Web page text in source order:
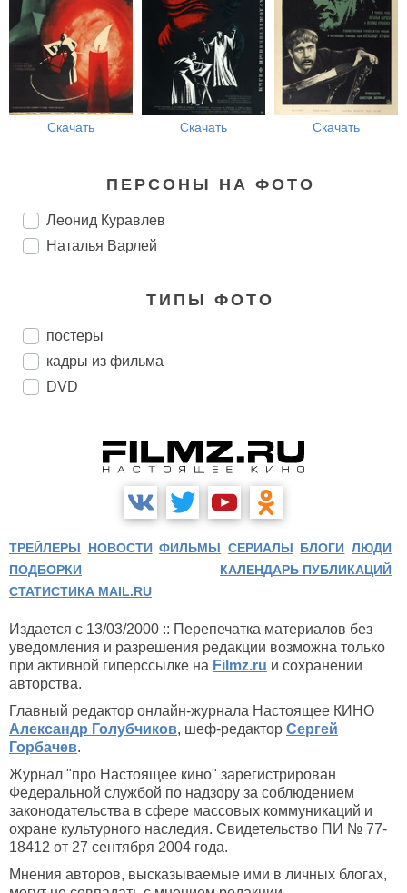
Скачать Скачать Скачать
ПЕРСОНЫ НА ФОТО
Леонид Куравлев
Наталья Варлей
ТИПЫ ФОТО
постеры
кадры из фильма
DVD
ТРЕЙЛЕРЫ НОВОСТИ ФИЛЬМЫ СЕРИАЛЫ БЛОГИ ЛЮДИ
ПОДБОРКИ
КАЛЕНДАРЬ ПУБЛИКАЦИЙ
СТАТИСТИКА MAIL.RU
Издается с 13/03/2000 :: Перепечатка материалов без
уведомления и разрешения редакции возможна только
при активной гиперссылке на Filmz.ru и сохранении
авторства.
Главный редактор онлайн-журнала Настоящее КИНО
Александр Голубчиков, шеф-редактор Сергей
Горбачев.
Журнал "про Настоящее кино" зарегистрирован
Федеральной службой по надзору за соблюдением
законодательства в сфере массовых коммуникаций и
охране культурного наследия. Свидетельство ПИ № 77-
18412 от 27 сентября 2004 года.
Мнения авторов, высказываемые ими в личных блогах,